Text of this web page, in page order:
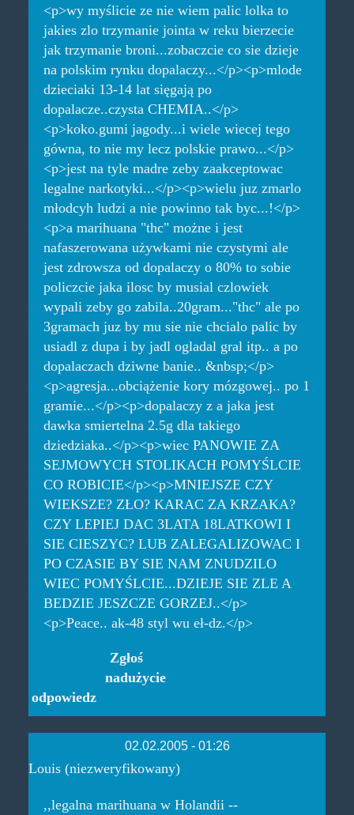
<p>wy myślicie ze nie wiem palic lolka to
jakies zlo trzymanie jointa w reku bierzecie
jak trzymanie broni...zobaczcie co sie dzieje
na polskim rynku dopalaczy...</p><p>mlode
dzieciaki 13-14 lat sięgają po
dopalacze..czysta CHEMIA..</p>
<p>koko.gumi jagody...i wiele wiecej tego
gówna, to nie my lecz polskie prawo...</p>
<p>jest na tyle madre zeby zaakceptowac
legalne narkotyki...</p><p>wielu juz zmarlo
młodcyh ludzi a nie powinno tak byc...!</p>
<p>a marihuana "thc" możne i jest
nafaszerowana używkami nie czystymi ale
jest zdrowsza od dopalaczy o 80% to sobie
policzcie jaka ilosc by musial czlowiek
wypali zeby go zabila..20gram..."thc" ale po
3gramach juz by mu sie nie chcialo palic by
usiadl z dupa i by jadl ogladal gral itp.. a po
dopalaczach dziwne banie.. &nbsp;</p>
<p>agresja...obciążenie kory mózgowej.. po 1
gramie...</p><p>dopalaczy z a jaka jest
dawka smiertelna 2.5g dla takiego
dziedziaka..</p><p>wiec PANOWIE ZA
SEJMOWYCH STOLIKACH POMYŚLCIE
CO ROBICIE</p><p>MNIEJSZE CZY
WIEKSZE? ZŁO? KARAC ZA KRZAKA?
CZY LEPIEJ DAC 3LATA 18LATKOWI I
SIE CIESZYC? LUB ZALEGALIZOWAC I
PO CZASIE BY SIE NAM ZNUDZILO
WIEC POMYŚLCIE...DZIEJE SIE ZLE A
BEDZIE JESZCZE GORZEJ..</p>
<p>Peace.. ak-48 styl wu eł-dz.</p>
odpowiedz
Zgłoś
nadużycie
02.02.2005 - 01:26
Louis (niezweryfikowany)
,,legalna marihuana w Holandii --